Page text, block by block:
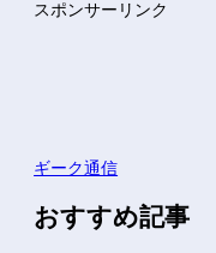
スポンサーリンク
ギーク通信
おすすめ記事